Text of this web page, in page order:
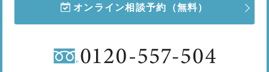
オンライン相談予約 （無料）